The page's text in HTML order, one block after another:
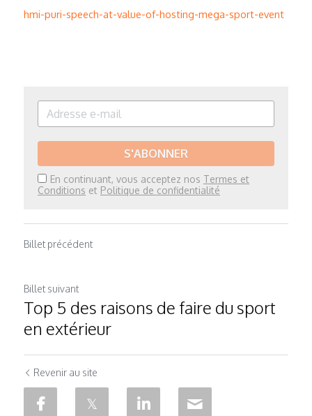
hmi-puri-speech-at-value-of-hosting-mega-sport-event
S'ABONNER
En continuant, vous acceptez nos Termes et
Conditions et Politique de confidentialité
Billet précédent
Billet suivant
Top 5 des raisons de faire du sport
en extérieur
Revenir au site